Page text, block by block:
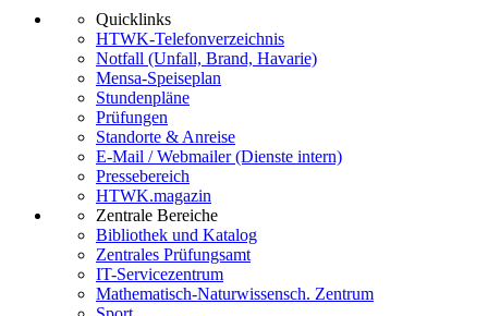
Quicklinks
HTWK-Telefonverzeichnis
Notfall (Unfall, Brand, Havarie)
Mensa-Speiseplan
Stundenpläne
Prüfungen
Standorte & Anreise
E-Mail / Webmailer (Dienste intern)
Pressebereich
HTWK.magazin
Zentrale Bereiche
Bibliothek und Katalog
Zentrales Prüfungsamt
IT-Servicezentrum
Mathematisch-Naturwissensch. Zentrum